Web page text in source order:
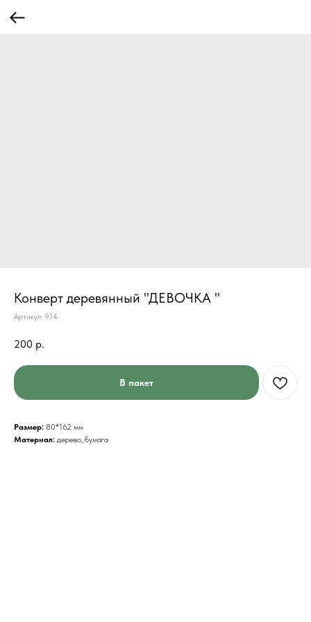
Конверт деревянный "ДЕВОЧКА "
Артикул: 9.14
200 р.
В пакет
Размер: 80*162 мм
Материал: дерево, бумага